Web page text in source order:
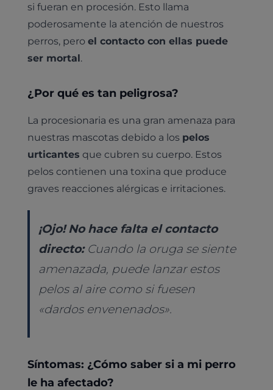
si fueran en procesión. Esto llama
poderosamente la atención de nuestros
perros, pero el contacto con ellas puede
ser mortal.
¿Por qué es tan peligrosa?
La procesionaria es una gran amenaza para
nuestras mascotas debido a los pelos
urticantes que cubren su cuerpo. Estos
pelos contienen una toxina que produce
graves reacciones alérgicas e irritaciones.
¡Ojo! No hace falta el contacto
directo:Cuando la oruga se siente
amenazada, puede lanzar estos
pelos al aire como si fuesen
«dardos envenenados».
Síntomas: ¿Cómo saber si a mi perro
le ha afectado?